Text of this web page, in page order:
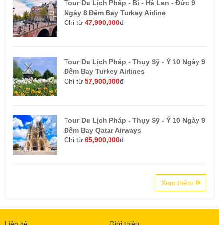
Tour Du Lịch Pháp - Bỉ - Hà Lan - Đức 9
Ngày 8 Đêm Bay Turkey Airline
Chỉ từ 47,990,000đ
Tour Du Lịch Pháp - Thụy Sỹ - Ý 10 Ngày 9
Đêm Bay Turkey Airlines
Chỉ từ 57,900,000đ
Tour Du Lịch Pháp - Thụy Sỹ - Ý 10 Ngày 9
Đêm Bay Qatar Airways
Chỉ từ 65,900,000đ
Xem thêm